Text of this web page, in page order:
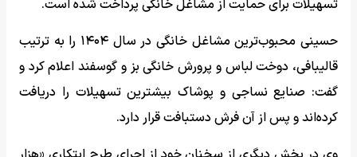
تسهیلات برای حمایت از مشاغل خانگی پرداخت شده است.
حسینی محبوب‌ترین مشاغل خانگی در سال ۱۴۰۴ را به ترتیب
قالیبافی، دوخت لباس و پرورش خانگی بز و گوسفند اعلام کرد و
گفت: صنایع نساجی و پوشاک بیشترین تسهیلات را دریافت
کرده‌اند و پس از آن فرش دستبافت قرار دارد.